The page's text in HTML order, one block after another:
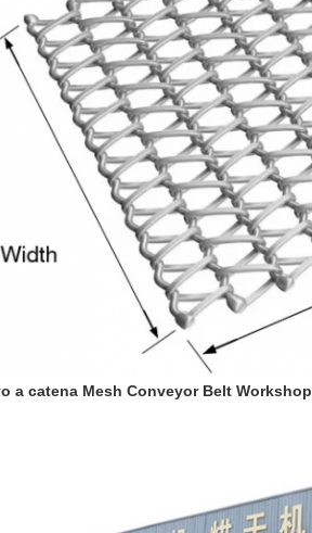
a catena Mesh Conveyor Belt Workshop